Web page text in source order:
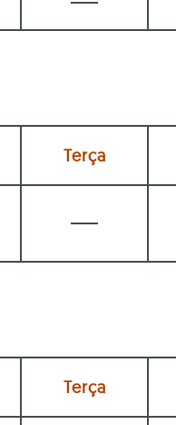
Terça
Terça